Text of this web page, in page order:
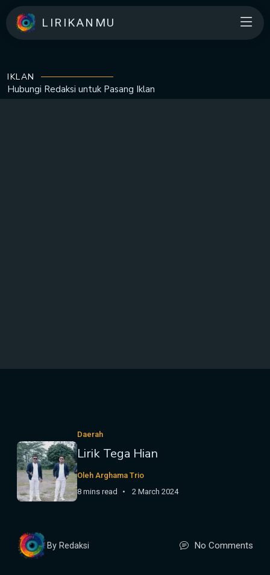
LIRIKANMU
IKLAN
Hubungi Redaksi untuk Pasang Iklan
Daerah
Lirik Tega Hian
Oleh Arghama Trio
8 mins read
2 March 2024
By Redaksi No Comments